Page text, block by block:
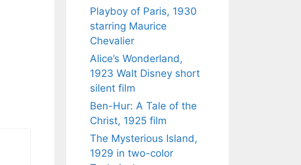
Playboy of Paris, 1930
starring Maurice
Chevalier
Alice’s Wonderland,
1923 Walt Disney short
silent film
Ben-Hur: A Tale of the
Christ, 1925 film
The Mysterious Island,
1929 in two-color